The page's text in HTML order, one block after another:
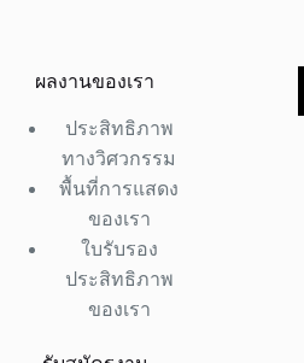
ผลงานของเรา
ประสิทธิภาพ
ทางวิศวกรรม
พื้นที่การแสดง
ของเรา
ใบรับรอง
ประสิทธิภาพ
ของเรา